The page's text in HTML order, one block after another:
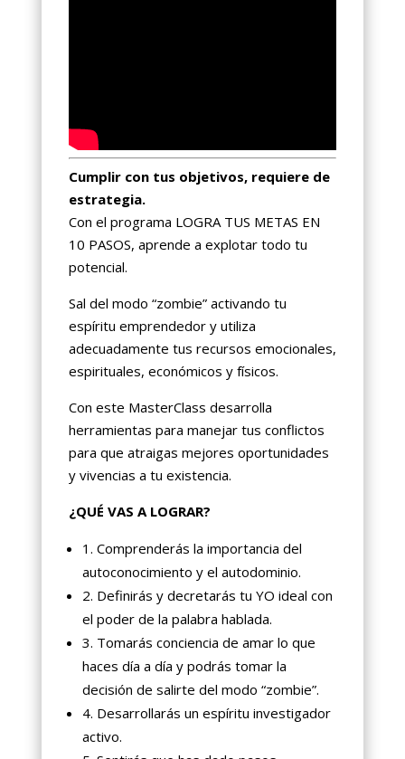
Cumplir con tus objetivos, requiere de
estrategia.
Con el programa LOGRA TUS METAS EN
10 PASOS, aprende a explotar todo tu
potencial.
Sal del modo “zombie” activando tu
espíritu emprendedor y utiliza
adecuadamente tus recursos emocionales,
espirituales, económicos y físicos.
Con este MasterClass desarrolla
herramientas para manejar tus conflictos
para que atraigas mejores oportunidades
y vivencias a tu existencia.
¿QUÉ VAS A LOGRAR?
1. Comprenderás la importancia del
autoconocimiento y el autodominio.
2. Definirás y decretarás tu YO ideal con
el poder de la palabra hablada.
3. Tomarás conciencia de amar lo que
haces día a día y podrás tomar la
decisión de salirte del modo “zombie”.
4. Desarrollarás un espíritu investigador
activo.